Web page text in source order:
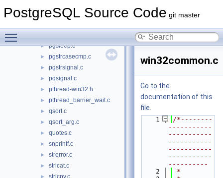
PostgreSQL Source Code git master
► pg_strong_random.c
► pgsleep.c
► pgstrcasecmp.c
► pgstrsignal.c
► pqsignal.c
► pthread-win32.h
► pthread_barrier_wait.c
► qsort.c
► qsort_arg.c
► quotes.c
► snprintf.c
► strerror.c
► strlcat.c
strlcpy.c
win32common.c
Go to the
documentation of this
file.
    1
/*--------
-----------
-----------
-----------
-----------
-----------
----------
    2
*